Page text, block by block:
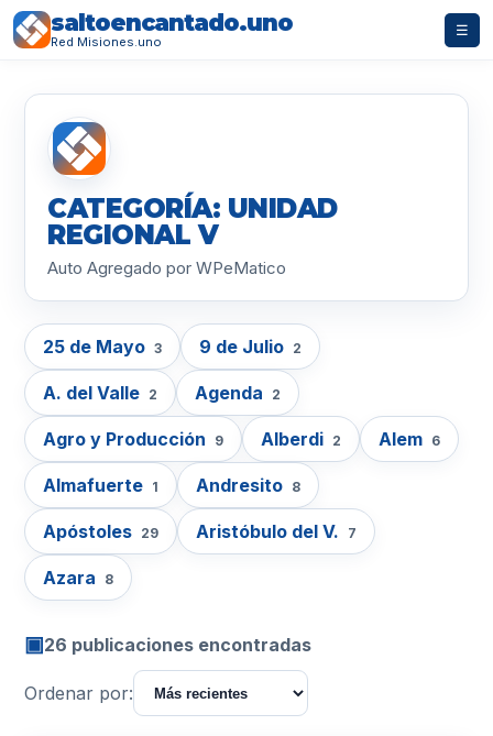
saltoencantado.uno
Red Misiones.uno
☰
CATEGORÍA: UNIDAD
REGIONAL V
Auto Agregado por WPeMatico
25 de Mayo 3 9 de Julio 2
A. del Valle 2 Agenda 2
Agro y Producción 9 Alberdi 2 Alem 6
Almafuerte 1 Andresito 8
Apóstoles 29 Aristóbulo del V. 7
Azara 8
▣26 publicaciones encontradas
Ordenar por: